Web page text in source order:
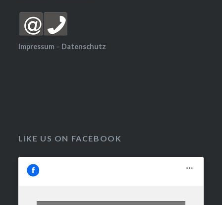
Impressum – Datenschutz
LIKE US ON FACEBOOK